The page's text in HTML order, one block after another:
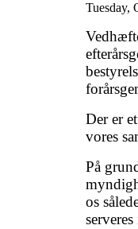
Tuesday,
Der er
vores
På
os